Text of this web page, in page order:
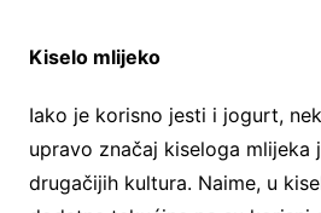
Kiselo mlijeko
Iako je korisno jesti i jogurt,
upravo značaj kiseloga mlijeka
drugačijih kultura. Naime, u